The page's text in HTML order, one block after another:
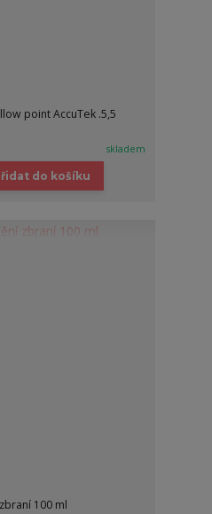
point AccuTek .5,5
skladem
do košíku
100 ml